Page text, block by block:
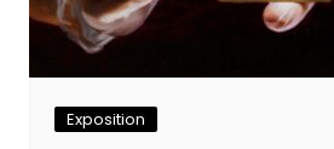
Exposition